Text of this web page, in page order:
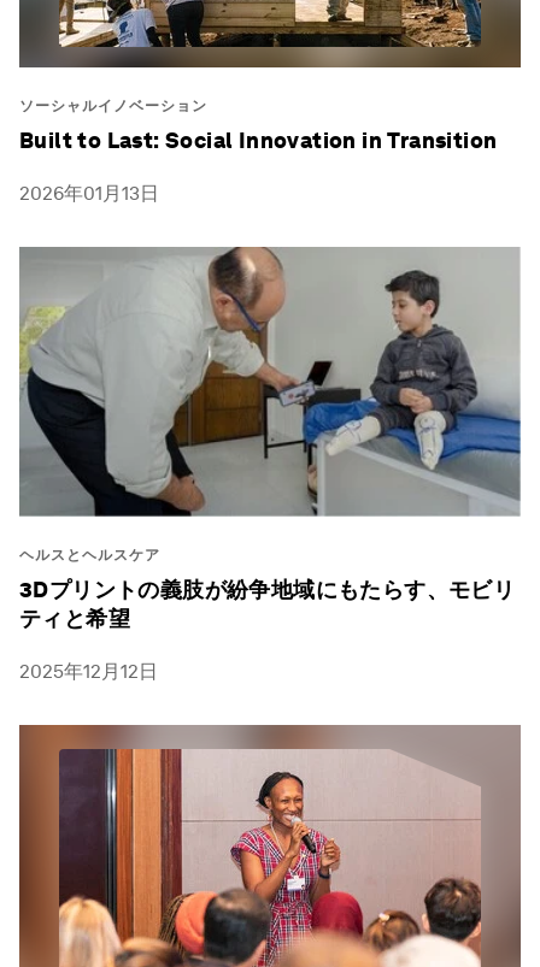
ソーシャルイノベーション
Built to Last: Social Innovation in Transition
2026年01月13日
ヘルスとヘルスケア
3Dプリントの義肢が紛争地域にもたらす、モビリ
ティと希望
2025年12月12日